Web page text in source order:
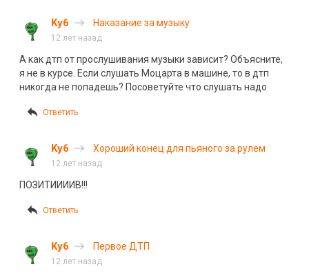
Ky6 Наказание за музыку
12 лет назад
А как дтп от прослушивания музыки зависит? Объясните,
я не в курсе. Если слушать Моцарта в машине, то в дтп
никогда не попадешь? Посоветуйте что слушать надо
Ответить
Ky6 Хороший конец для пьяного за рулем
12 лет назад
ПОЗИТИИИИВ!!!
Ответить
Ky6 Первое ДТП
12 лет назад